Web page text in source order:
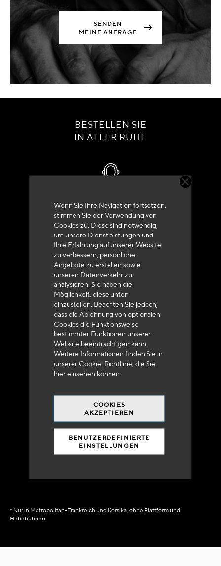
Wenn Sie Ihre Navigation fortsetzen,
stimmen Sie der Verwendung von
Cookies zu. Diese sind notwendig,
um unsere Dienstleistungen und
Ihre Erfahrung auf unserer Website
zu verbessern, persönliche
Angebote zu erstellen sowie
unseren Datenverkehr zu
analysieren. Sie haben die
Möglichkeit, diese unten
einzustellen. Beachten Sie jedoch,
dass die Ablehnung von optionalen
Cookies die Funktionsweise
bestimmter Funktionen unserer
Website beeinträchtigen kann.
Weitere Informationen finden Sie in
unserer Cookie-Richtlinie, die Sie
hiereinsehen können.
COOKIES
AKZEPTIEREN
BENUTZERDEFINIERTE
EINSTELLUNGEN
SENDEN
MEINE ANFRAGE
BESTELLEN SIE
IN ALLER RUHE
Kundenservice
+33 (0)4 79 72 62 22 Drücken 1
Lieferung innerhalb von 48 bis 72 Stunden in
Metropolitan-Frankreich
Versandkostenfrei
bei 250 Euros*
90% des Katalogs
in Verfügbarkeit
* Nur in Metropolitan-Frankreich und Korsika, ohne Plattform und
Hebebühnen.